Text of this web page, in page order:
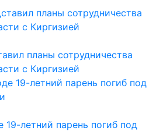
планы сотрудничества
с Киргизией
летний парень погиб под